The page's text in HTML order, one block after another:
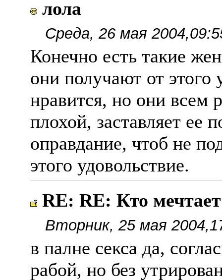
лола
Среда, 26 мая
Конечно есть такие
они получают от этого
нравится, но они всем
плохой, заставляет ее
оправдание, чтоб не
этого удовольствие.
RE: RE: Кто
Вторник, 25 мая
в палне секса да,
рабой, но без